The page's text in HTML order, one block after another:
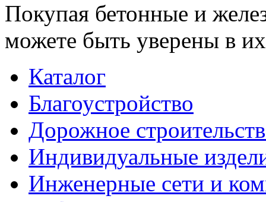
Покупая бетонные и
можете быть уверены в их
Каталог
Благоустройство
Дорожное
Индивидуальные
Инженерные сети и